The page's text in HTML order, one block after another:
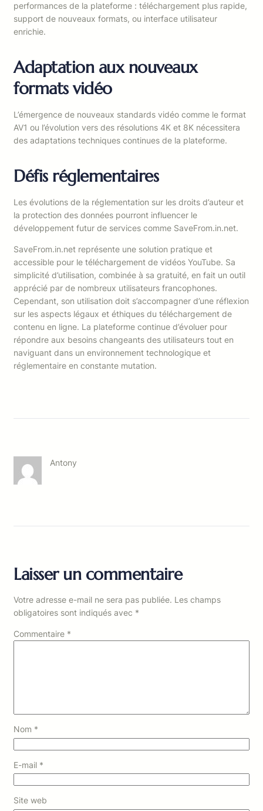
performances de la plateforme : téléchargement plus rapide,
support de nouveaux formats, ou interface utilisateur
enrichie.
Adaptation aux nouveaux
formats vidéo
L’émergence de nouveaux standards vidéo comme le format
AV1 ou l’évolution vers des résolutions 4K et 8K nécessitera
des adaptations techniques continues de la plateforme.
Défis réglementaires
Les évolutions de la réglementation sur les droits d’auteur et
la protection des données pourront influencer le
développement futur de services comme SaveFrom.in.net.
SaveFrom.in.net représente une solution pratique et
accessible pour le téléchargement de vidéos YouTube. Sa
simplicité d’utilisation, combinée à sa gratuité, en fait un outil
apprécié par de nombreux utilisateurs francophones.
Cependant, son utilisation doit s’accompagner d’une réflexion
sur les aspects légaux et éthiques du téléchargement de
contenu en ligne. La plateforme continue d’évoluer pour
répondre aux besoins changeants des utilisateurs tout en
naviguant dans un environnement technologique et
réglementaire en constante mutation.
Antony
Laisser un commentaire
Votre adresse e-mail ne sera pas publiée. Les champs
obligatoires sont indiqués avec *
Commentaire *
Nom *
E-mail *
Site web